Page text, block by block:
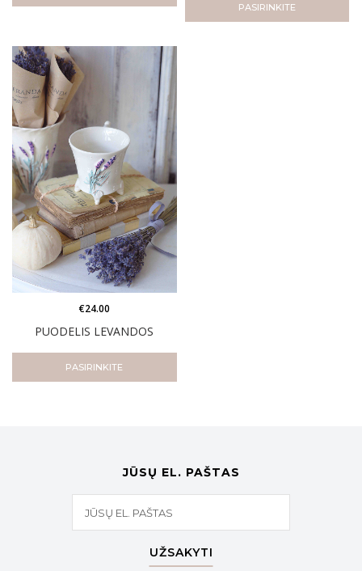
PASIRINKITE
PUODELIS LEVANDOS
€24.00
PASIRINKITE
JŪSŲ EL. PAŠTAS
UŽSAKYTI